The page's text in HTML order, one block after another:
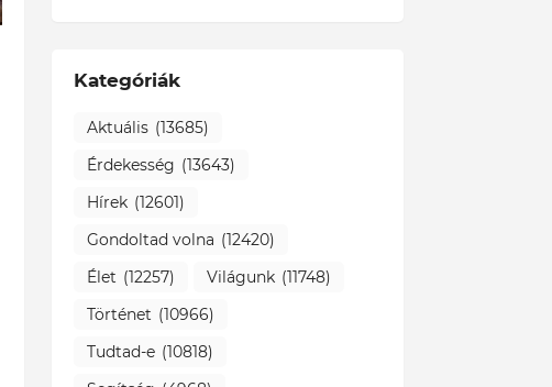
Kategóriák
Aktuális (13685)
Érdekesség (13643)
Hírek (12601)
Gondoltad volna (12420)
Élet (12257) Világunk (11748)
Történet (10966)
Tudtad-e (10818)